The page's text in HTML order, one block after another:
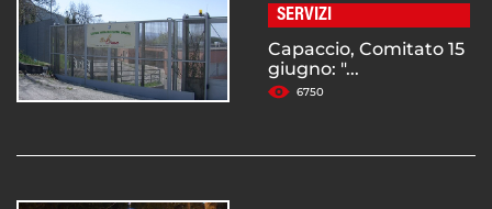
SERVIZI
Capaccio, Comitato 15
giugno: "...
6750